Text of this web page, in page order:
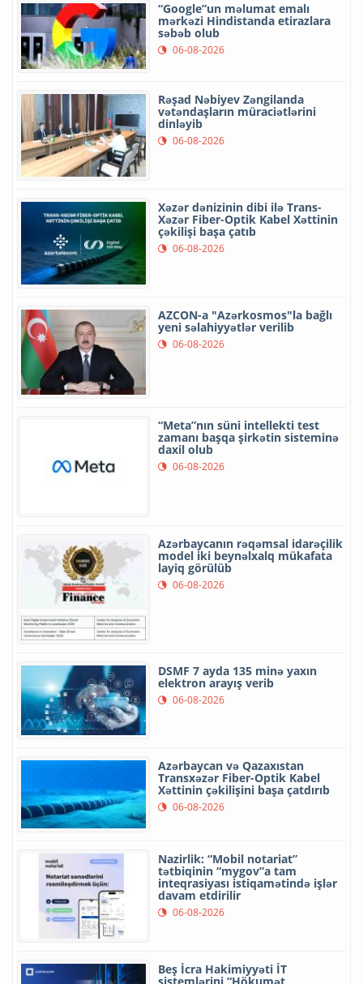
“Google”un məlumat emalı
mərkəzi Hindistanda etirazlara
səbəb olub
06-08-2026
Rəşad Nəbiyev Zəngilanda
vətəndaşların müraciətlərini
dinləyib
06-08-2026
Xəzər dənizinin dibi ilə Trans-
Xəzər Fiber-Optik Kabel Xəttinin
çəkilişi başa çatıb
06-08-2026
AZCON-a "Azərkosmos"la bağlı
yeni səlahiyyətlər verilib
06-08-2026
“Meta”nın süni intellekti test
zamanı başqa şirkətin sisteminə
daxil olub
06-08-2026
Azərbaycanın rəqəmsal idarəçilik
model iki beynəlxalq mükafata
layiq görülüb
06-08-2026
DSMF 7 ayda 135 minə yaxın
elektron arayış verib
06-08-2026
Azərbaycan və Qazaxıstan
Transxəzər Fiber-Optik Kabel
Xəttinin çəkilişini başa çatdırıb
06-08-2026
Nazirlik: “Mobil notariat”
tətbiqinin “mygov”a tam
inteqrasiyası istiqamətində işlər
davam etdirilir
06-08-2026
Beş İcra Hakimiyyəti İT